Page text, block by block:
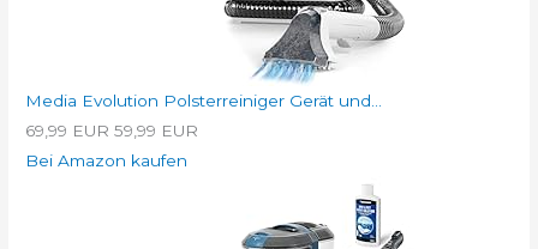
Media Evolution Polsterreiniger Gerät und...
69,99 EUR 59,99 EUR
Bei Amazon kaufen